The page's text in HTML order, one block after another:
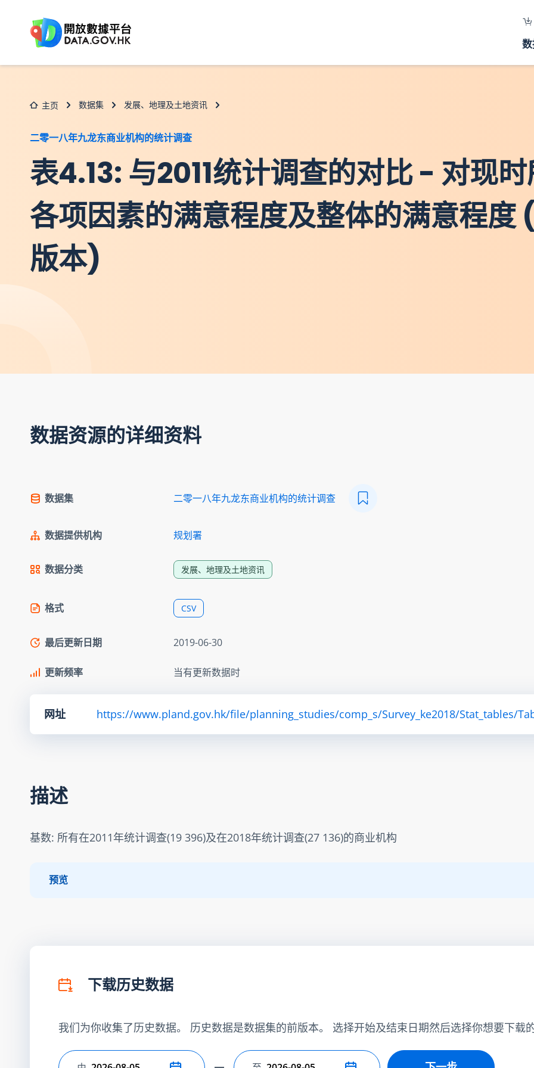
主页 数据集 发展、地理及土地资讯
二零一八年九龙东商业机构的统计调查
表4.13: 与2011统计调查的对比 - 对现
各项因素的满意程度及整体的满意程度
版本)
数据资源的详细资料
数据集 二零一八年九龙东商业机构的统计调查
数据提供机构 规划署
数据分类 发展、地理及土地资讯
格式 CSV
最后更新日期 2019-06-30
更新频率 当有更新数据时
网址 https://www.pland.gov.hk/file/planning_studies/comp_s/Survey_ke2018/Stat_tables/
描述
基数: 所有在2011年统计调查(19 396)及在2018年统计调查(27 136)的商业机构
预览
下载历史数据
我们为你收集了历史数据。 历史数据是数据集的前版本。 选择开始及结束日期然后选择你想要下载